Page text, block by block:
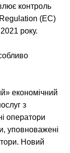
контроль
(EC)
року.
економічний
з
оператори
уповноважені
Новий